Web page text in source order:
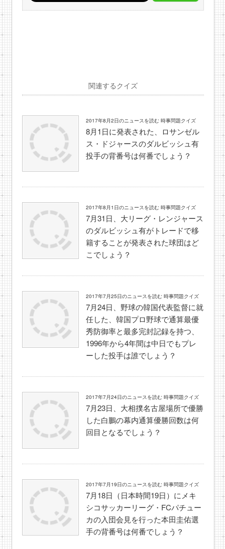
関連するクイズ
2017年8月2日のニュースを読む 時事問題クイズ
8月1日に発表された、ロサンゼル
ス・ドジャースのダルビッシュ有
投手の背番号は何番でしょう？
2017年8月1日のニュースを読む 時事問題クイズ
7月31日、大リーグ・レンジャース
のダルビッシュ有がトレードで移
籍することが発表された球団はど
こでしょう？
2017年7月25日のニュースを読む 時事問題クイズ
7月24日、野球の韓国代表監督に就
任した、韓国プロ野球で通算最優
秀防御率と最多完封記録を持つ、
1996年から4年間は中日でもプレ
ーした投手は誰でしょう？
2017年7月24日のニュースを読む 時事問題クイズ
7月23日、大相撲名古屋場所で優勝
した白鵬の幕内通算優勝回数は何
回目となるでしょう？
2017年7月19日のニュースを読む 時事問題クイズ
7月18日（日本時間19日）にメキ
シコサッカーリーグ・FCパチュー
カの入団会見を行った本田圭佑選
手の背番号は何番でしょう？